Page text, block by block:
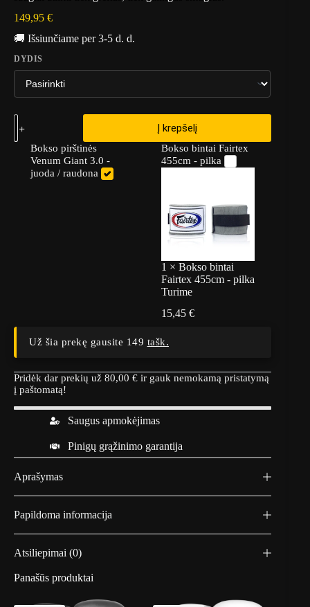
149,95 €
🚚 Išsiunčiame per 3-5 d. d.
DYDIS
Į krepšelį
Bokso pirštinės
Venum Giant 3.0 -
juoda / raudona
Bokso bintai Fairtex
455cm - pilka
1 × Bokso bintai
Fairtex 455cm - pilka
Turime
15,45 €
Už šia prekę gausite 149 tašk.
Pridėk dar prekių už 80,00 € ir gauk nemokamą pristatymą
į paštomatą!
Saugus apmokėjimas
Pinigų grąžinimo garantija
Aprašymas
Papildoma informacija
Atsiliepimai (0)
Panašūs produktai